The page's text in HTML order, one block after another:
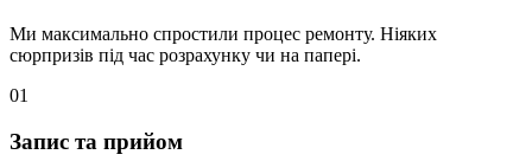
Ми максимально спростили процес ремонту. Ніяких
сюрпризів під час розрахунку чи на папері.
01
Запис та прийом